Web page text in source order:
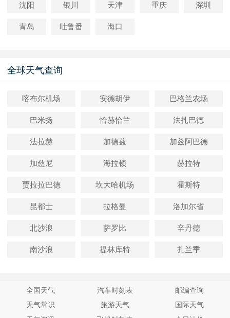
沈阳 银川 天津 重庆 深圳
青岛 吐鲁番 海口
全球天气查询
喀布尔机场 安德胡伊 巴格兰农场
巴米扬 恰赫恰兰 法扎巴德
法拉赫 加德兹 加兹阿巴德
加慈尼 海拉顿 赫拉特
贾拉拉巴德 坎大哈机场 霍斯特
昆都士 拉格曼 洛加尔省
北沙浪 萨罗比 辛丹德
南沙浪 提林库特 扎兰季
全国天气 汽车时刻表
邮编查询
天气常识
旅游天气
国际天气